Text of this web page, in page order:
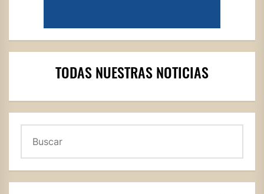
TODAS NUESTRAS NOTICIAS